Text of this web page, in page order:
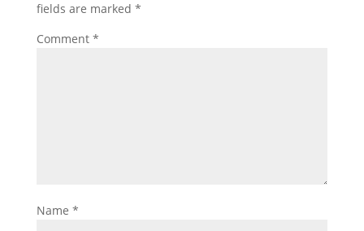
fields are marked *
Comment *
Name *